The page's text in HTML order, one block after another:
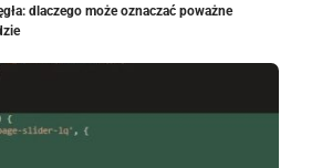
dlaczego może oznaczać poważne